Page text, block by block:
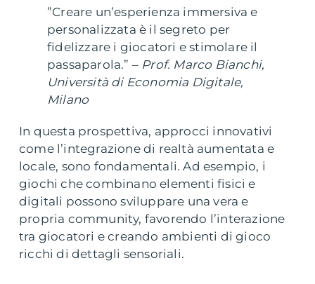
”Creare un’esperienza immersiva e
personalizzata è il segreto per
fidelizzare i giocatori e stimolare il
passaparola.” – Prof. Marco Bianchi,
Università di Economia Digitale,
Milano
In questa prospettiva, approcci innovativi
come l’integrazione di realtà aumentata e
locale, sono fondamentali. Ad esempio, i
giochi che combinano elementi fisici e
digitali possono sviluppare una vera e
propria community, favorendo l’interazione
tra giocatori e creando ambienti di gioco
ricchi di dettagli sensoriali.